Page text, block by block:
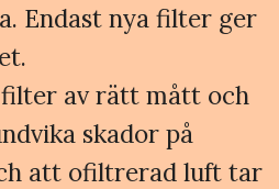
Endast nya filter ger
av rätt mått och
skador på
att ofiltrerad luft tar